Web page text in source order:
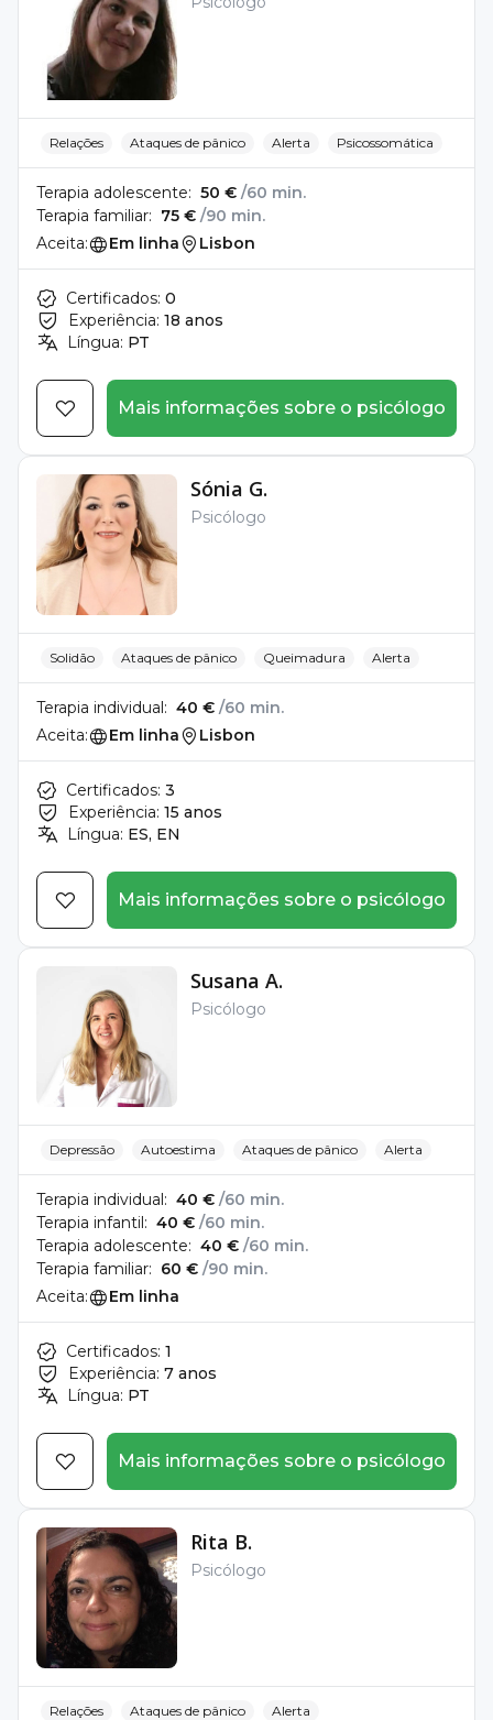
Relações Ataques de pânico Alerta Psicossomática
Terapia adolescente: 50 € /60 min.
Terapia familiar: 75 € /90 min.
Aceita:
Em linha Lisbon
Certificados: 0
Experiência: 18 anos
Língua: PT
Mais informações sobre o psicólogo
Sónia G.
Psicólogo
Solidão Ataques de pânico Queimadura Alerta
Terapia individual: 40 € /60 min.
Aceita:
Em linha Lisbon
Certificados: 3
Experiência: 15 anos
Língua: ES, EN
Mais informações sobre o psicólogo
Susana A.
Psicólogo
Depressão Autoestima Ataques de pânico Alerta
Terapia individual: 40 € /60 min.
Terapia infantil: 40 € /60 min.
Terapia adolescente: 40 € /60 min.
Terapia familiar: 60 € /90 min.
Aceita:
Em linha
Certificados: 1
Experiência: 7 anos
Língua: PT
Mais informações sobre o psicólogo
Rita B.
Psicólogo
Relações Ataques de pânico
Alerta